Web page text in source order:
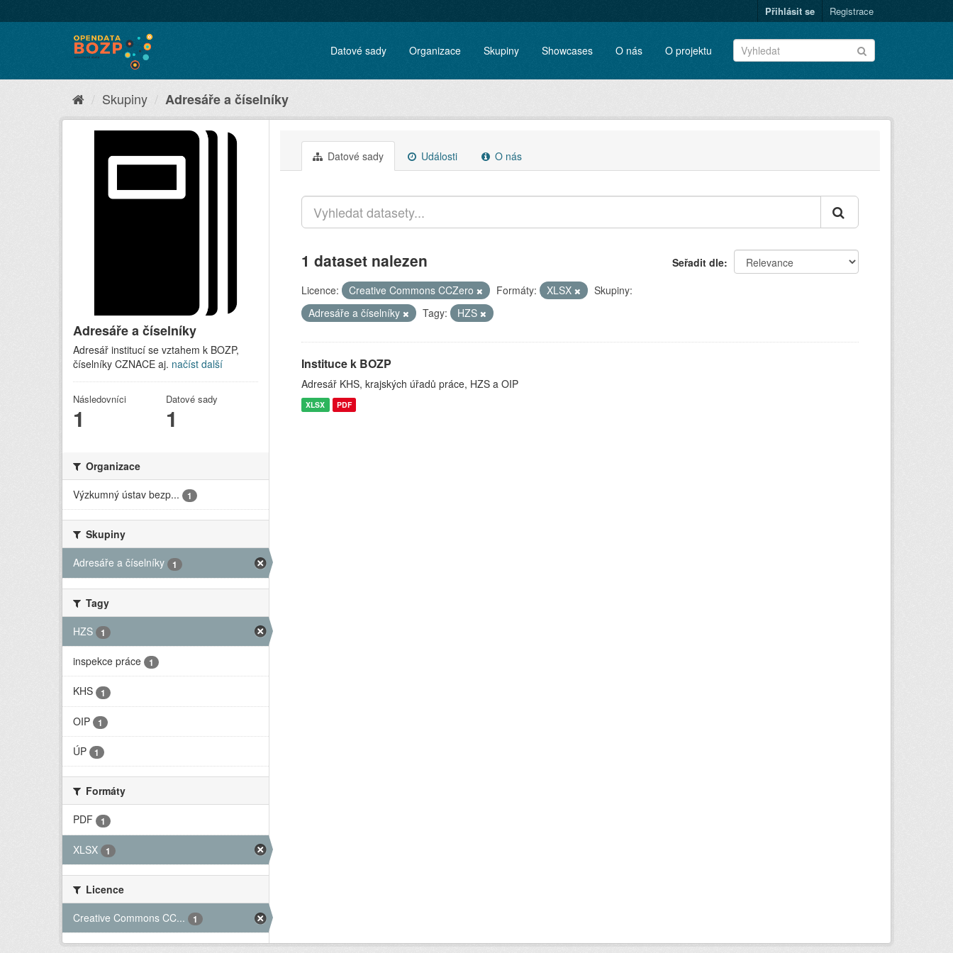
Přihlásit se Registrace
Datové sady Organizace Skupiny Showcases O nás O projektu
Skupiny Adresáře a číselníky
Adresáře a číselníky
Adresář institucí se vztahem k BOZP,
číselníky CZNACE aj. načíst další
Následovníci
1
Datové sady
1
Organizace
Výzkumný ústav bezp...
1
Skupiny
Adresáře a číselníky
1
Tagy
HZS
1
inspekce práce 1
KHS 1
OIP 1
ÚP 1
Formáty
PDF
1
XLSX 1
Licence
Creative Commons CC...
1
Datové sady Události O nás
Seřadit dle
1 dataset nalezen
Licence: Creative Commons CCZero Formáty: XLSX
Skupiny:
Adresáře a číselníky
Tagy: HZS
Instituce k BOZP
Adresář KHS, krajských úřadů práce, HZS a OIP
XLSX PDF